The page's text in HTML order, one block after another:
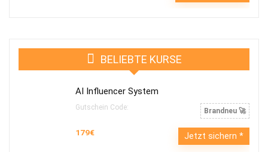
BELIEBTE KURSE
AI Influencer System
Gutschein Code: Brandneu 🚀
179€ Jetzt sichern